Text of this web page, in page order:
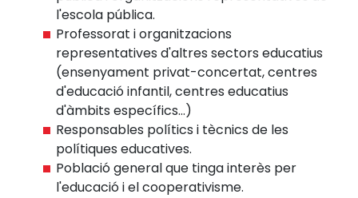
l'escola pública.
Professorat i organitzacions
representatives d'altres sectors educatius
(ensenyament privat-concertat, centres
d'educació infantil, centres educatius
d'àmbits específics...)
Responsables polítics i tècnics de les
polítiques educatives.
Població general que tinga interès per
l'educació i el cooperativisme.